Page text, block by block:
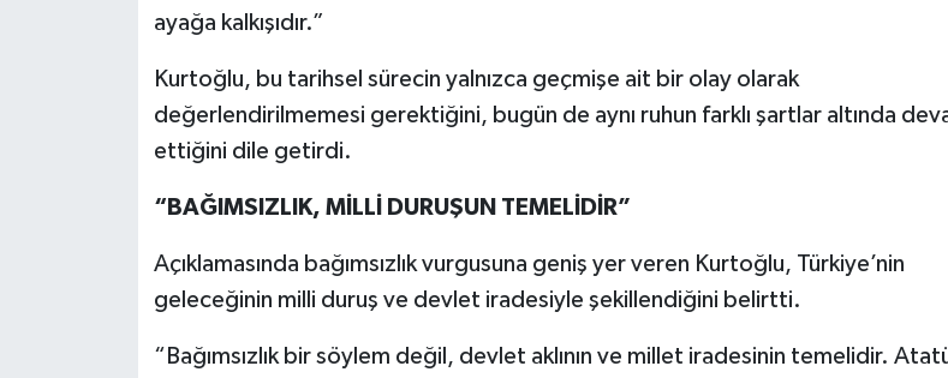
ayağa kalkışıdır.”
Kurtoğlu, bu tarihsel sürecin yalnızca geçmişe ait bir olay olarak
değerlendirilmemesi gerektiğini, bugün de aynı ruhun farklı şartlar altında
ettiğini dile getirdi.
“BAĞIMSIZLIK, MİLLİ DURUŞUN TEMELİDİR”
Açıklamasında bağımsızlık vurgusuna geniş yer veren Kurtoğlu, Türkiye’nin
geleceğinin milli duruş ve devlet iradesiyle şekillendiğini belirtti.
“Bağımsızlık bir söylem değil, devlet aklının ve millet iradesinin temelidir.